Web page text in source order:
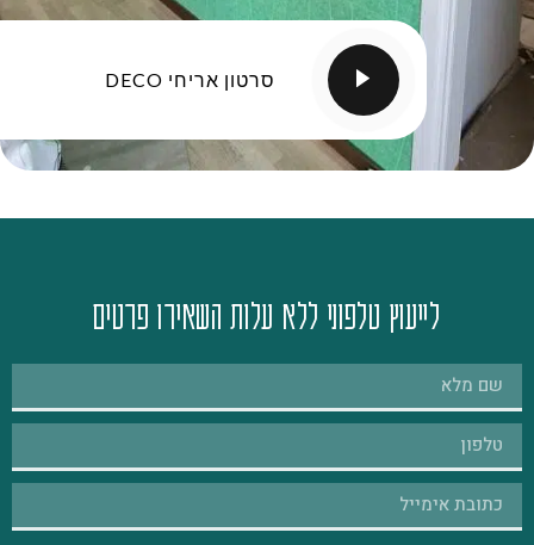
סרטון אריחי DECO
לייעוץ טלפוני ללא עלות השאירו פרטים